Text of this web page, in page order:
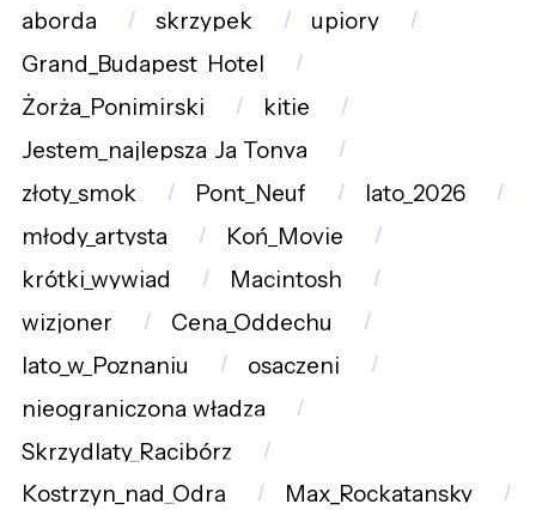
aborda
skrzypek
upiory
Grand_Budapest_Hotel
Żorża_Ponimirski
kitie
Jestem_najlepsza_Ja_Tonya
złoty_smok
Pont_Neuf
lato_2026
młody_artysta
Koń_Movie
krótki_wywiad
Macintosh
wizjoner
Cena_Oddechu
lato_w_Poznaniu
osaczeni
nieograniczona_władza
Skrzydlaty_Racibórz
Kostrzyn_nad_Odrą
Max_Rockatansky